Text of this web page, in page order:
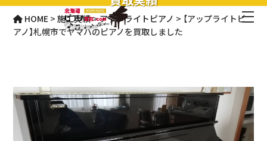
HOME >施工実績>アップライトピアノ > 【アップライトピ
アノ】札幌市でヤマハのピアノを買取しました